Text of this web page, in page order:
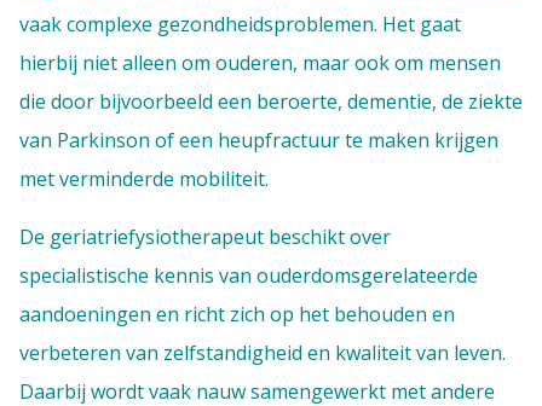
vaak complexe gezondheidsproblemen. Het gaat
hierbij niet alleen om ouderen, maar ook om mensen
die door bijvoorbeeld een beroerte, dementie, de ziekte
van Parkinson of een heupfractuur te maken krijgen
met verminderde mobiliteit.
De geriatriefysiotherapeut beschikt over
specialistische kennis van ouderdomsgerelateerde
aandoeningen en richt zich op het behouden en
verbeteren van zelfstandigheid en kwaliteit van leven.
Daarbij wordt vaak nauw samengewerkt met andere